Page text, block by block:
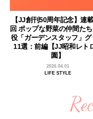
【JJ創刊50周年記念】連
回 ポップな野菜の仲間た
役「ガーデンスタッフ」グ
11選：前編【JJ昭和レト
園】
2026.04.01
LIFE STYLE